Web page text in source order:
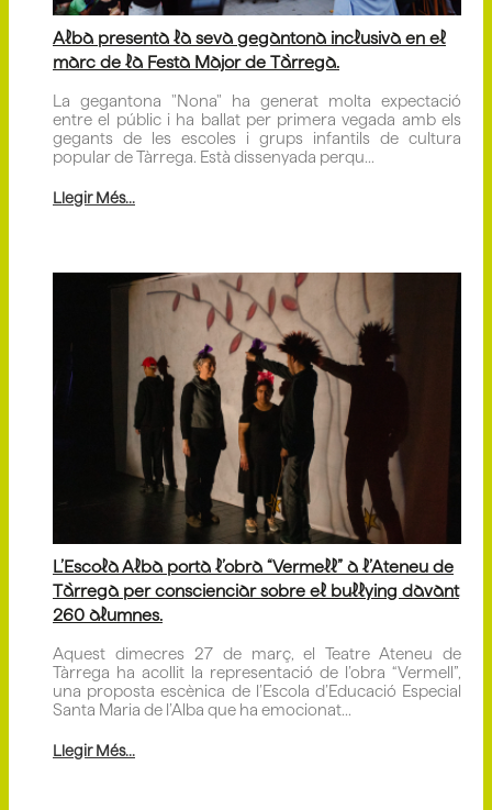
Alba presenta la seva gegantona inclusiva en el
marc de la Festa Major de Tàrrega.
La gegantona "Nona" ha generat molta expectació
entre el públic i ha ballat per primera vegada amb els
gegants de les escoles i grups infantils de cultura
popular de Tàrrega. Està dissenyada perqu...
Llegir Més...
L’Escola Alba porta l’obra “Vermell” a l’Ateneu de
Tàrrega per conscienciar sobre el bullying davant
260 alumnes.
Aquest dimecres 27 de març, el Teatre Ateneu de
Tàrrega ha acollit la representació de l’obra “Vermell”,
una proposta escènica de l’Escola d’Educació Especial
Santa Maria de l’Alba que ha emocionat...
Llegir Més...